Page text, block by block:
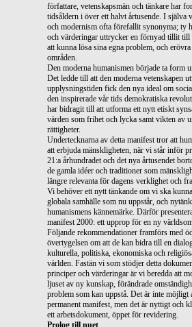
författare, vetenskapsmän och tänkare har
tidsåldern i över ett halvt årtusende. I själva
och modernism ofta förefallit synonyma; ty
och värderingar uttrycker en förnyad tillit till
att kunna lösa sina egna problem, och
områden.
Den moderna humanismen började ta form
Det ledde till att den moderna vetenskapen
upplysningstiden fick den nya ideal om
den inspirerade vår tids demokratiska
har bidragit till att utforma ett nytt etiskt
värden som frihet och lycka samt vikten av
rättigheter.
Undertecknarna av detta manifest tror att
att erbjuda mänskligheten, när vi står inför
21:a århundradet och det nya årtusendet
de gamla idéer och traditioner som
längre relevanta för dagens verklighet och
Vi behöver ett nytt tänkande om vi ska
globala samhälle som nu uppstår, och
humanismens kännemärke. Därför
manifest 2000: ett upprop för en ny
Följande rekommendationer framförs med
övertygelsen om att de kan bidra till en
kulturella, politiska, ekonomiska och
världen. Fastän vi som stödjer detta
principer och värderingar är vi beredda att
ljuset av ny kunskap, förändrade
problem som kan uppstå. Det är inte möjligt
permanent manifest, men det är nyttigt och
ett arbetsdokument, öppet för revidering.
Prolog till nuet